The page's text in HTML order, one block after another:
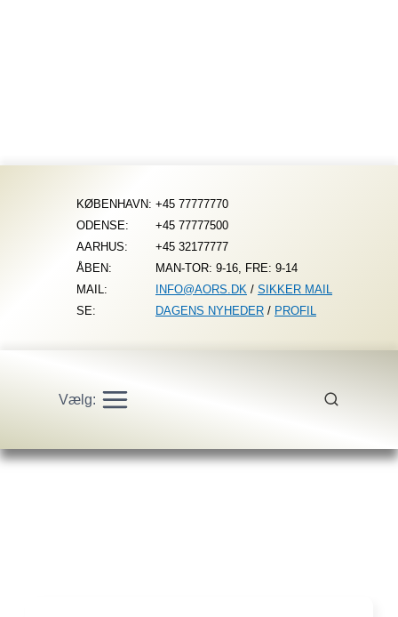
KØBENHAVN: +45 77777770
ODENSE:
+45 77777500
AARHUS:
+45 32177777
ÅBEN:
MAN-TOR: 9-16, FRE: 9-14
MAIL:
INFO@AORS.DK / SIKKER MAIL
SE:
DAGENS NYHEDER / PROFIL
Vælg: